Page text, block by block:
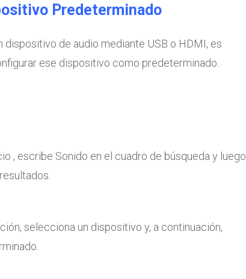
Predeterminado
dispositivo de audio mediante USB o HDMI, es
ese dispositivo como predeterminado.
, escribe Sonido en el cuadro de búsqueda y luego
selecciona un dispositivo y, a continuación,